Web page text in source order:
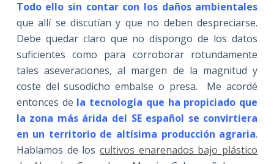
Todo ello sin contar con los daños ambientales
que allí se discutían y que no deben despreciarse.
Debe quedar claro que no dispongo de los datos
suficientes como para corroborar rotundamente
tales aseveraciones, al margen de la magnitud y
coste del susodicho embalse o presa. Me acordé
entonces de la tecnología que ha propiciado que
la zona más árida del SE español se convirtiera
en un territorio de altísima producción agraria.
Hablamos de los cultivos enarenados bajo plástico